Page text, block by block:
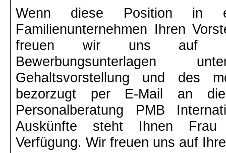
Wenn diese Position in
Familienunternehmen Ihren
freuen wir uns auf
Bewerbungsunterlagen
Gehaltsvorstellung und des
bezorzugt per E-Mail an
Personalberatung PMB
Auskünfte steht Ihnen
Verfügung. Wir freuen uns auf